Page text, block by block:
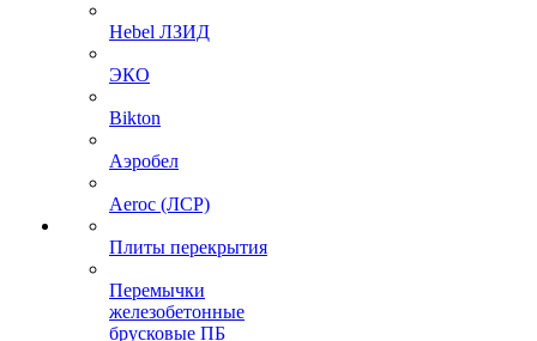
Hebel ЛЗИД
ЭКО
Bikton
Аэробел
Aeroc (ЛСР)
Плиты перекрытия
Перемычки
железобетонные
брусковые ПБ